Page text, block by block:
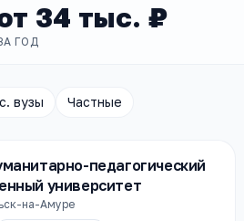
34 тыс. ₽
ГОД
вузы Частные
педагогический
университет
на-Амуре